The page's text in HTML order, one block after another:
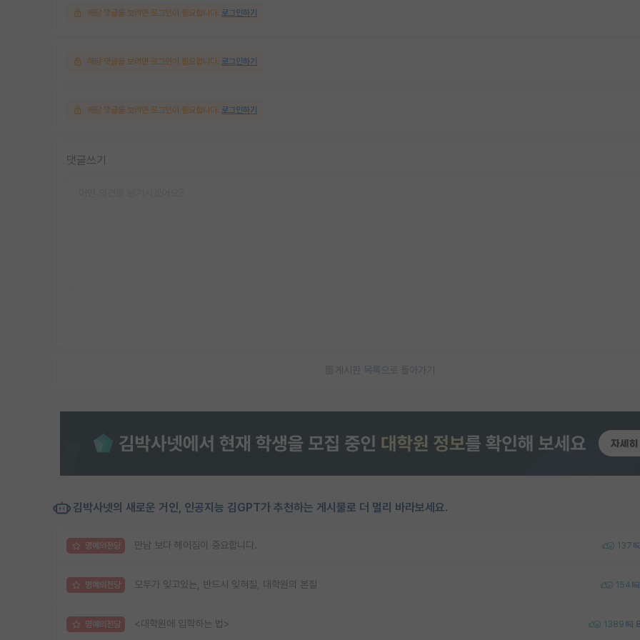
해당 댓글을 보려면 로그인이 필요합니다. 로그인하기
해당 댓글을 보려면 로그인이 필요합니다. 로그인하기
해당 댓글을 보려면 로그인이 필요합니다. 로그인하기
댓글쓰기
게시판 목록으로 돌아가기
김박사넷의 새로운 거인, 인공지능 김GPT가 추천하는 게시물로 더 멀리 바라보세요.
명예의전당 만남 보다 헤어짐이 중요합니다. 137
명예의전당 모두가 잊고있는, 반드시 잊혀질, 대학원의 본질 154
명예의전당 <대학원에 입학하는 법> 1389